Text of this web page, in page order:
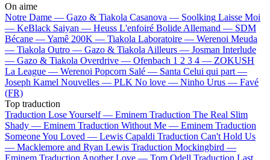
On aime
Notre Dame — Gazo & Tiakola Casanova — Soolking Laisse Moi
— KeBlack Saiyan — Heuss L'enfoiré Bolide Allemand — SDM
Bécane —Yamê 200K — Tiakola Laboratoire — Werenoi Meuda
— Tiakola Outro — Gazo & Tiakola Ailleurs — Josman Interlude
— Gazo & Tiakola Overdrive — Ofenbach 1 2 3 4 — ZOKUSH
La League — Werenoi Popcorn Salé — Santa Celui qui part —
Joseph Kamel Nouvelles — PLK No love — Ninho Urus — Favé
(FR)
Top traduction
Traduction Lose Yourself — Eminem Traduction The Real Slim
Shady — Eminem Traduction Without Me — Eminem Traduction
Someone You Loved — Lewis Capaldi Traduction Can't Hold Us
— Macklemore and Ryan Lewis Traduction Mockingbird —
Eminem Traduction Another Love — Tom Odell Traduction Last